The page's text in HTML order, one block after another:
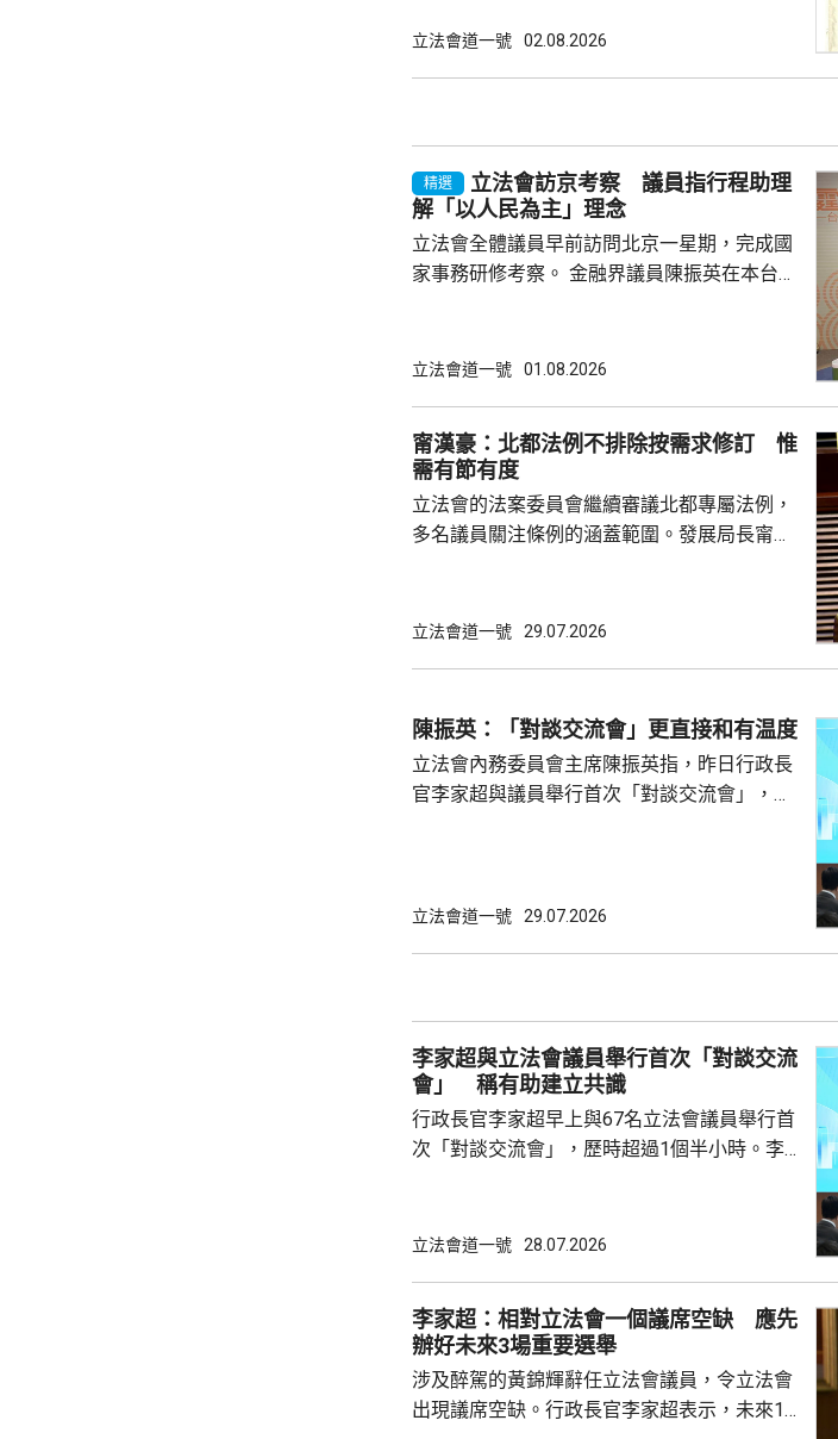
有意義，五年規劃是香港發展藍圖，提供方向
官每年需要匯報如何落實五年規劃，並按每年
實際情況，提出施政重點。 李家超又...
立法會道一號 02.08.2026
精選
立法會訪京考察 議員指行程助理
解「以人民為主」理念
立法會全體議員早前訪問北京一星期，完成國
家事務研修考察。 金融界議員陳振英在本台節
能力。陳振英又指，考察期間更深入了解國家
騙意識、推廣普惠金融，探討改善支付平台。
了解國家超前部署 考察市民熱線中心等 民建
聯議員周浩鼎指，考察期間進...
立法會道一號 01.08.2026
甯漢豪：北都法例不排除按需求修訂 惟
需有節有度
立法會的法案委員會繼續審議北都專屬法例，
多名議員關注條例的涵蓋範圍。發展局長甯漢
新範疇需在條例涵蓋。她表示，明白隨著發展
蓋為北都招商引資提供的稅務便利；選委界陳
紹雄亦關注會否因應北都工程增加，提供更具
彈性的輸入勞工安排。甯漢豪指，立法...
立法會道一號 29.07.2026
陳振英：「對談交流會」更直接和有温度
立法會內務委員會主席陳振英指，昨日行政長
官李家超與議員舉行首次「對談交流會」，環
答，形容像「爐邊談話」，有溫度和直接。 陳
立法會道一號 29.07.2026
李家超與立法會議員舉行首次「對談交流
會」 稱有助建立共識
行政長官李家超早上與67名立法會議員舉行首
次「對談交流會」，歷時超過1個半小時。李
超指出，交流會是為增進行政立法之間的理
伙伴，相信透過交流會可連接不同角度，令大
家換位思考，雙方既制衡、又配合。李家超又
形容，會上他和議員就好像同一隊「香...
立法會道一號 28.07.2026
李家超：相對立法會一個議席空缺 應先
辦好未來3場重要選舉
涉及醉駕的黃錦輝辭任立法會議員，令立法會
出現議席空缺。行政長官李家超表示，未來18